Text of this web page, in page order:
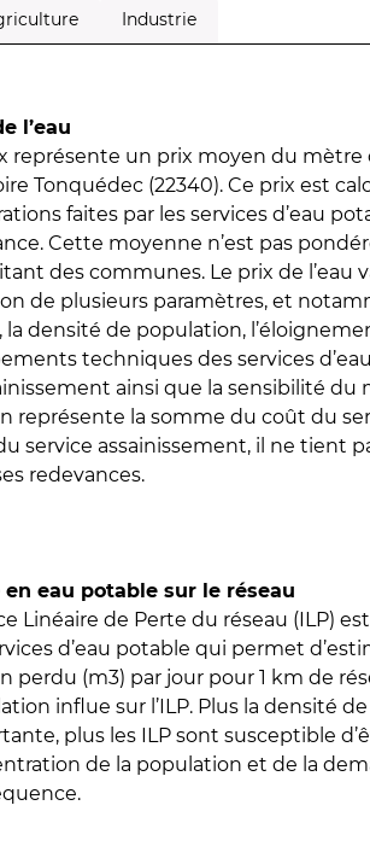
Industrie
l’eau
représente un prix moyen du mètre
Tonquédec (22340). Ce prix est
faites par les services d’eau
Cette moyenne n’est pas
des communes. Le prix de l’eau
de plusieurs paramètres, et
la densité de population,
techniques des services
ainsi que la sensibilité du
représente la somme du coût du
service assainissement, il ne tient
redevances.
en eau potable sur le réseau
Linéaire de Perte du réseau (ILP)
d’eau potable qui permet
perdu (m3) par jour pour 1 km de
influe sur l’ILP. Plus la densité
plus les ILP sont susceptible
de la population et de la